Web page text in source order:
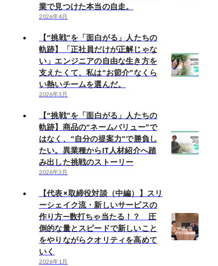
業で見つけた本当の自走。
2026年4月
【“挑戦”を「面白がる」人たちの
軌跡】「正社員だけが正解じゃな
い」エンジニアの自由な生き方を
支えたくて、私は“お節介”なくら
い熱いチームを選んだ。
2026年3月
【“挑戦”を「面白がる」人たちの
軌跡】商品の“ネームバリュー”で
はなく、“自分の提案力”で勝負し
たい。異業種からIT人材紹介へ踏
み出した挑戦のストーリー
2026年3月
【代表×取締役対談（中編）】スリ
ーシェイク流・新しいサービスの
作り方—数打ちゃ当たる！？ 圧
倒的な量とスピードで新しいこと
をやりながらクオリティを高めて
いく
2026年1月